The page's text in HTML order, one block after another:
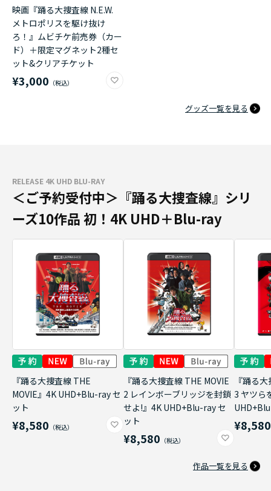
映画『踊る大捜査線 N.E.W.
メトロポリスを駆け抜け
ろ！』ムビチケ前売券（カー
ド）＋限定マグネット2種セ
ット&クリアチケット
¥3,000
グッズ一覧を見る
RELEASE 4K UHD BLU-RAY
＜ご予約受付中＞『踊る大捜査線』シリ
ーズ10作品 初！4K UHD＋Blu-ray
『踊る大捜査線 THE
MOVIE』4K UHD+Blu-ray セ
ット
¥8,580
『踊る大捜査線 THE MOVIE
2 レインボーブリッジを封鎖
せよ!』4K UHD+Blu-ray セ
ット
¥8,580
『踊る
3 ヤツら
¥8,580
作品一覧を見る